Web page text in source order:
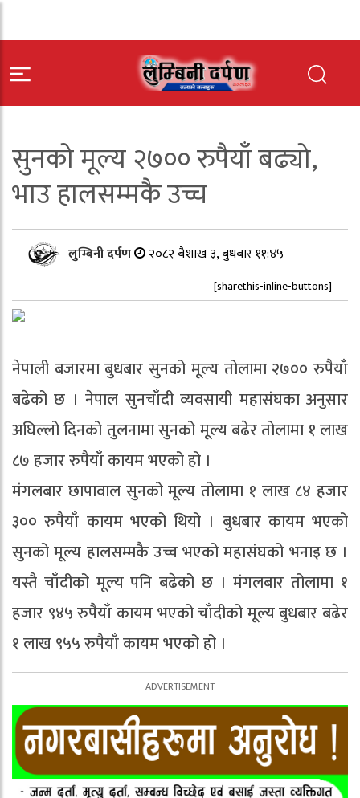
सुनको मूल्य २७०० रुपैयाँ बढ्यो,
भाउ हालसम्मकै उच्च
लुम्बिनी दर्पण २०८२ बैशाख ३, बुधबार ११:४५
[sharethis-inline-buttons]
नेपाली बजारमा बुधबार सुनको मूल्य तोलामा २७०० रुपैयाँ
बढेको छ । नेपाल सुनचाँदी व्यवसायी महासंघका अनुसार
अघिल्लो दिनको तुलनामा सुनको मूल्य बढेर तोलामा १ लाख
८७ हजार रुपैयाँ कायम भएको हो ।
मंगलबार छापावाल सुनको मूल्य तोलामा १ लाख ८४ हजार
३०० रुपैयाँ कायम भएको थियो । बुधबार कायम भएको
सुनको मूल्य हालसम्मकै उच्च भएको महासंघको भनाइ छ ।
यस्तै चाँदीको मूल्य पनि बढेको छ । मंगलबार तोलामा १
हजार ९४५ रुपैयाँ कायम भएको चाँदीको मूल्य बुधबार बढेर
१ लाख ९५५ रुपैयाँ कायम भएको हो ।